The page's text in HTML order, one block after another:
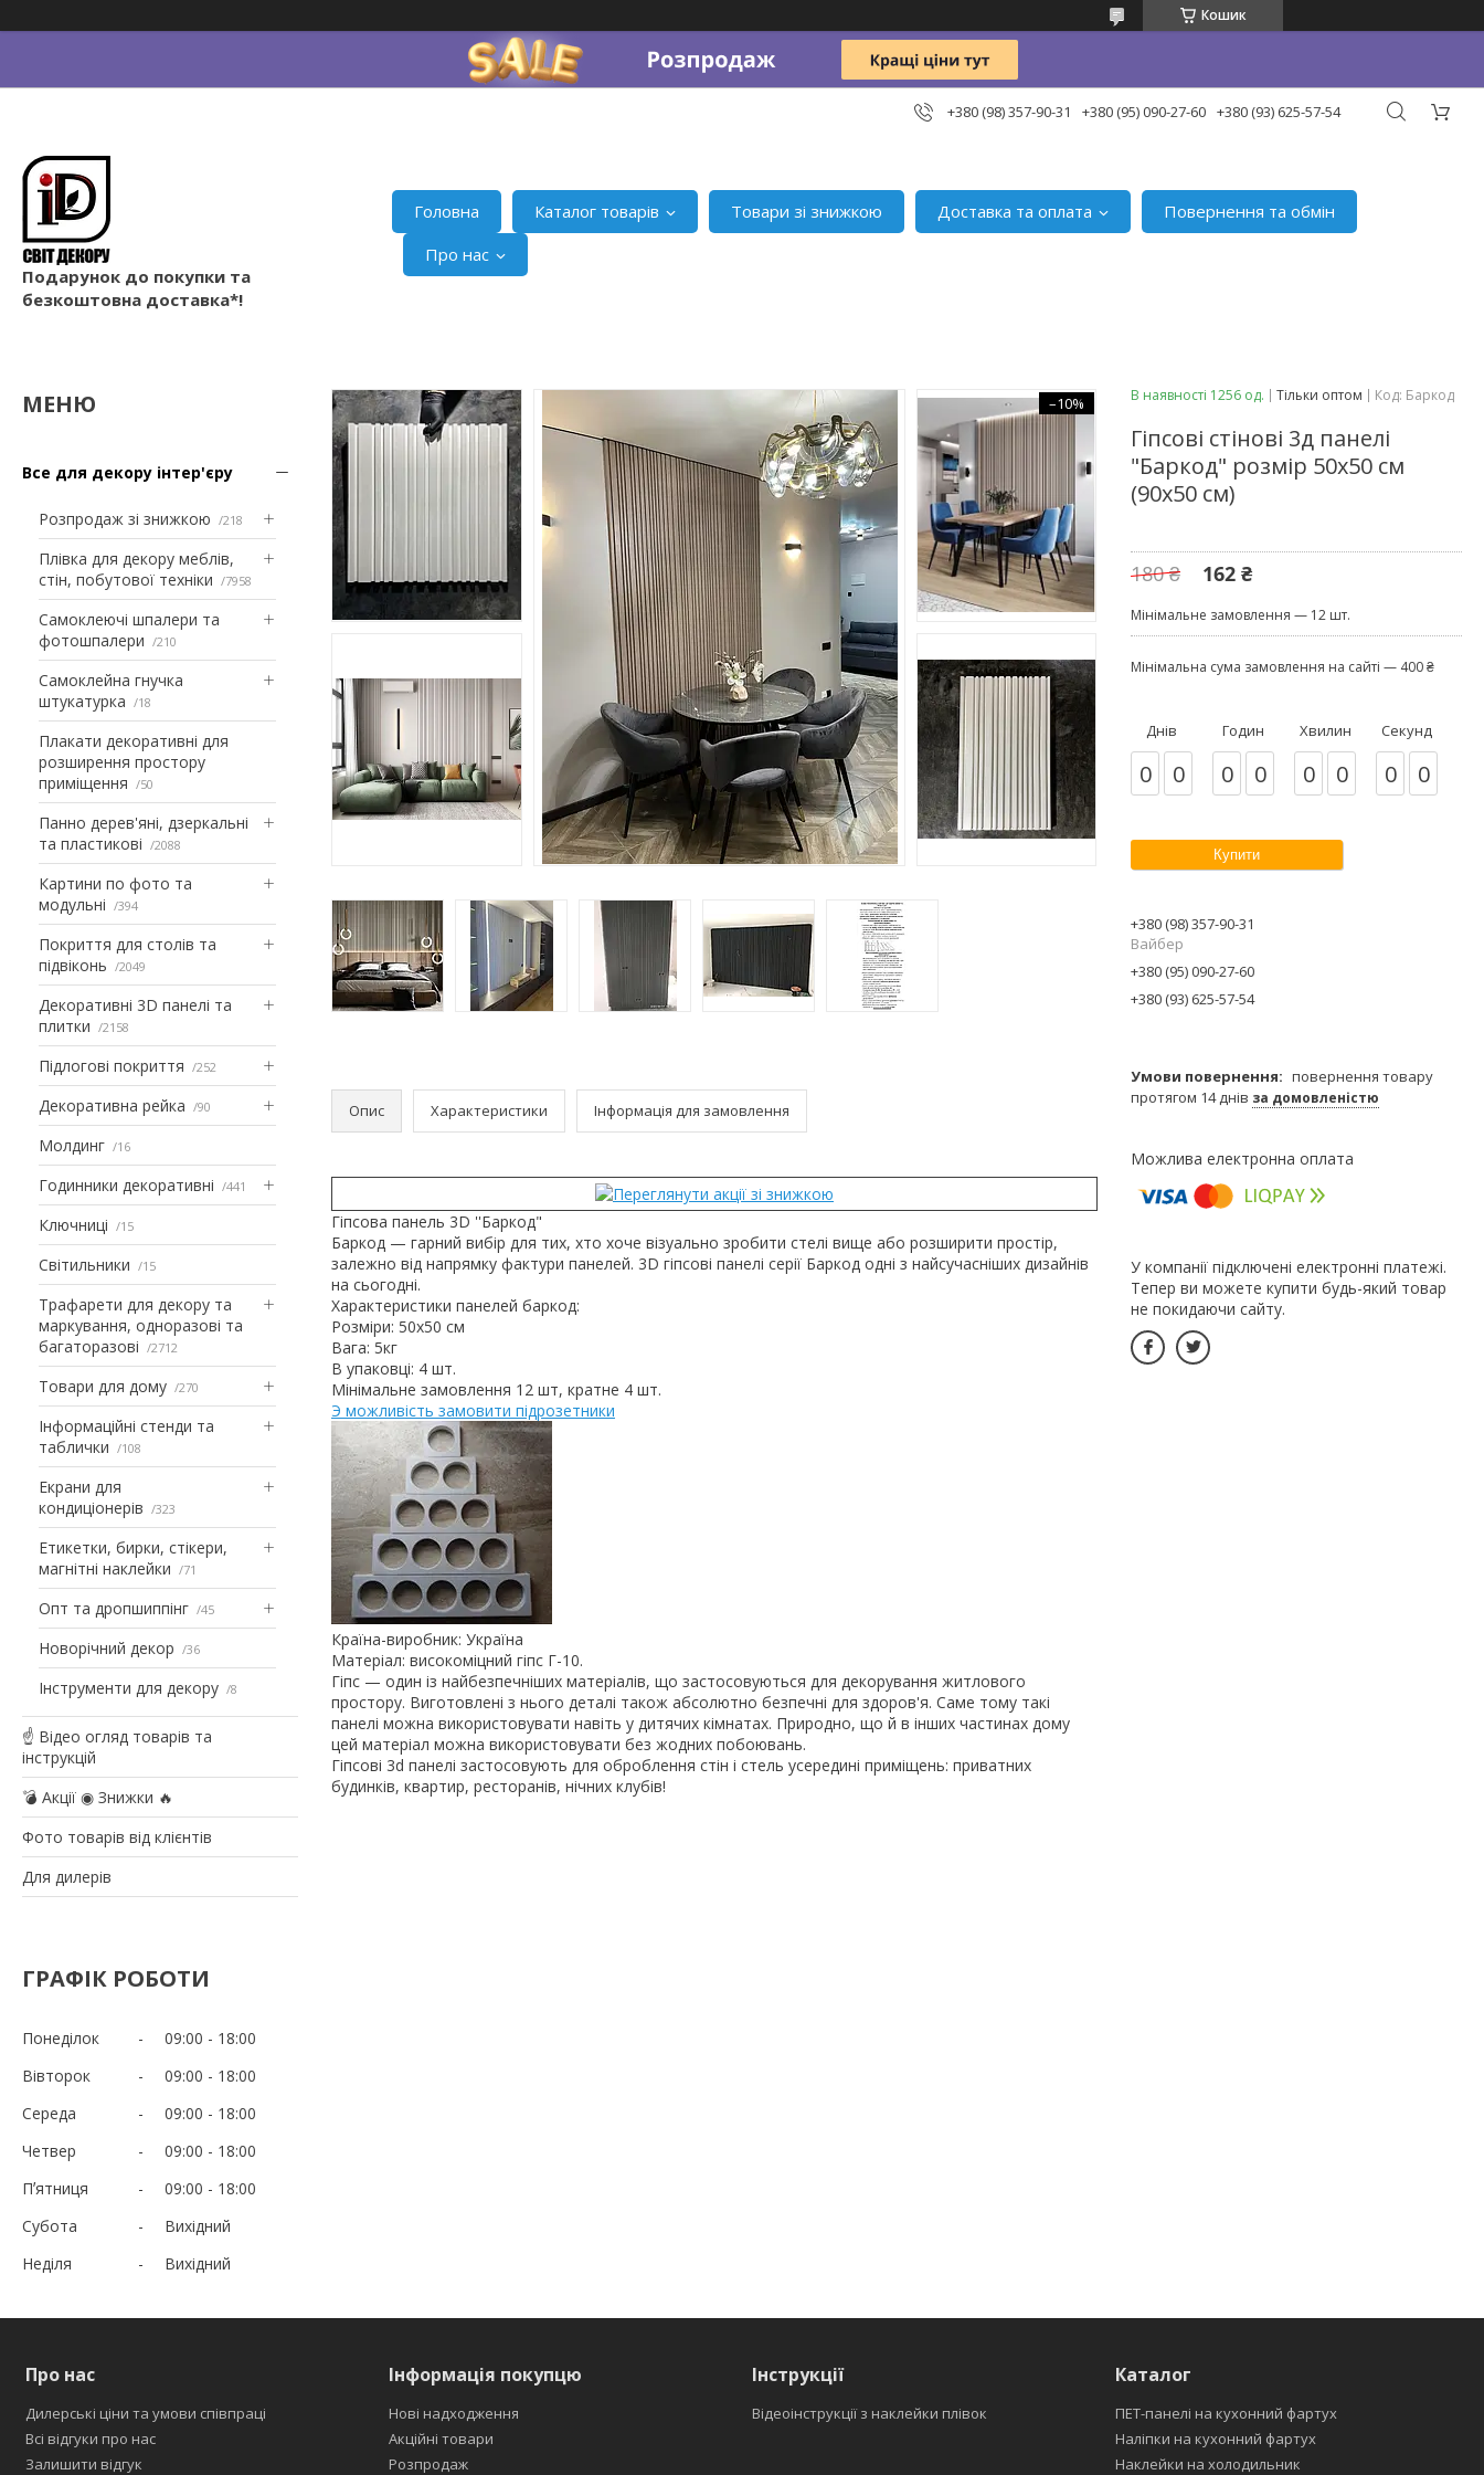
Кошик
+380 (98) 357-90-31 +380 (95) 090-27-60 +380 (93) 625-57-54
Подарунок до покупки та
безкоштовна доставка*!
Головна Каталог товарів Товари зі знижкою Доставка та оплата
Повернення та обмін
Про нас
Все для декору інтер'єру
Розпродаж зі знижкою 218
Плівка для декору меблів,
стін, побутової техніки
7958
Самоклеючі шпалери та
фотошпалери
210
Самоклейна гнучка
штукатурка
18
Плакати декоративні для
розширення простору
приміщення
50
Панно дерев'яні, дзеркальні
та пластикові
2088
Картини по фото та
модульні
394
Покриття для столів та
підвіконь
2049
Декоративні 3D панелі та
плитки
2158
Підлогові покриття 252
Декоративна рейка 90
Молдинг 16
Годинники декоративні 441
Ключниці 15
Світильники 15
Трафарети для декору та
маркування, одноразові та
багаторазові
2712
Товари для дому 270
Інформаційні стенди та
таблички
108
Екрани для
кондиціонерів
323
Етикетки, бирки, стікери,
магнітні наклейки
71
Опт та дропшиппінг 45
Новорічний декор 36
Інструменти для декору 8
☝ Відео огляд товарів та
інструкцій
💣 Акції ◉ Знижки 🔥
Фото товарів від клієнтів
Для дилерів
ГРАФІК РОБОТИ
Понеділок 09:00
18:00
Вівторок
09:00
18:00
Середа
09:00
18:00
Четвер
09:00
18:00
Пʼятниця
09:00
18:00
Субота
Вихідний
Неділя
Вихідний
–10%
Опис Характеристики Інформація для замовлення
Гіпсова панель 3D ''Баркод"
Баркод — гарний вибір для тих, хто хоче візуально зробити стелі вище або розширити простір,
залежно від напрямку фактури панелей. 3D гіпсові панелі серії Баркод одні з найсучасніших дизайнів
на сьогодні.
Характеристики панелей баркод:
Розміри: 50х50 см
Вага: 5кг
В упаковці: 4 шт.
Мінімальне замовлення 12 шт, кратне 4 шт.
Э можливість замовити підрозетники
Країна-виробник: Україна
Матеріал: високоміцний гіпс Г-10.
Гіпс — один із найбезпечніших матеріалів, що застосовуються для декорування житлового
простору. Виготовлені з нього деталі також абсолютно безпечні для здоров'я. Саме тому такі
панелі можна використовувати навіть у дитячих кімнатах. Природно, що й в інших частинах дому
цей матеріал можна використовувати без жодних побоювань.
Гіпсові 3d панелі застосовують для оброблення стін і стель усередині приміщень: приватних
будинків, квартир, ресторанів, нічних клубів!
В наявності 1256 од. Тільки оптом Код: Баркод
Гіпсові стінові 3д панелі
"Баркод" розмір 50х50 см
(90х50 см)
180 ₴ 162 ₴
Мінімальне замовлення — 12 шт.
Мінімальна сума замовлення на сайті — 400 ₴
Днів
0 0
Годин
0 0
Хвилин
0 0
Секунд
0 0
Купити
+380 (98) 357-90-31
Вайбер
+380 (95) 090-27-60
+380 (93) 625-57-54
повернення товару
протягом 14 днів за домовленістю
У компанії підключені електронні платежі.
Тепер ви можете купити будь-який товар
не покидаючи сайту.
Про нас
Дилерські ціни та умови співпраці
Всі відгуки про нас
Залишити відгук
Інформація покупцю
Нові надходження
Акційні товари
Розпродаж
Інструкції
Відеоінструкції з наклейки плівок
Каталог
ПЕТ-панелі на кухонний фартух
Наліпки на кухонний фартух
Наклейки на холодильник